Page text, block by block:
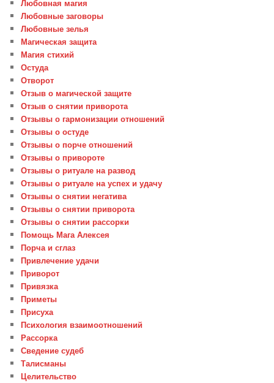
Любовная магия
Любовные заговоры
Любовные зелья
Магическая защита
Магия стихий
Остуда
Отворот
Отзыв о магической защите
Отзыв о снятии приворота
Отзывы о гармонизации отношений
Отзывы о остуде
Отзывы о порче отношений
Отзывы о привороте
Отзывы о ритуале на развод
Отзывы о ритуале на успех и удачу
Отзывы о снятии негатива
Отзывы о снятии приворота
Отзывы о снятии рассорки
Помощь Мага Алексея
Порча и сглаз
Привлечение удачи
Приворот
Привязка
Приметы
Присуха
Психология взаимоотношений
Рассорка
Сведение судеб
Талисманы
Целительство